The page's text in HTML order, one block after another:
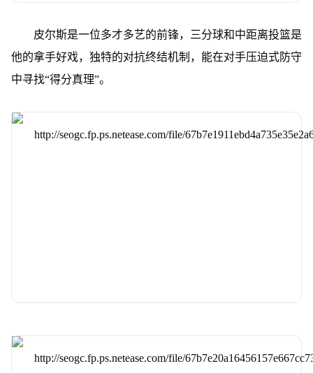
皮尔斯是一位多才多艺的前锋，三分球和中距离投篮是
他的拿手好戏，独特的对抗终结机制，能在对手压迫式防守
中寻找“得分真理”。